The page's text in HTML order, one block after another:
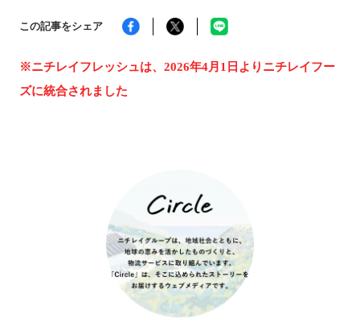
トピックス一覧へ
この記事をシェア
※ニチレイフレッシュは、2026年4月1日よりニチレイフー
ズに統合されました